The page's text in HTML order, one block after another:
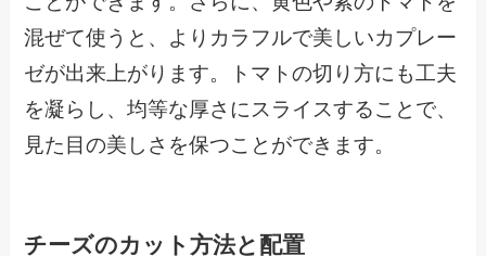
混ぜて使うと、よりカラフルで美しいカプレー
ゼが出来上がります。トマトの切り方にも工夫
を凝らし、均等な厚さにスライスすることで、
見た目の美しさを保つことができます。
チーズのカット方法と配置